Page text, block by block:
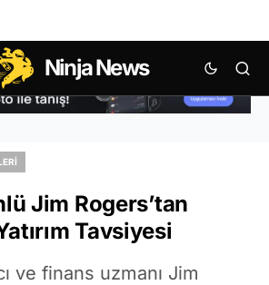
Ninja News
Jim Rogers’tan
Tavsiyesi
ve finans uzmanı Jim